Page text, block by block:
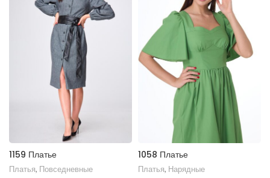
1159 Платье
Платья, Повседневные
1058 Платье
Платья, Нарядные